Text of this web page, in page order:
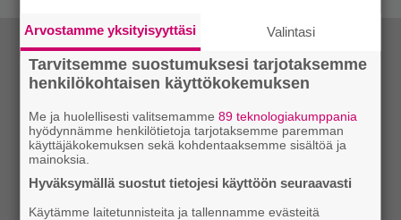
Arvostamme yksityisyyttäsi Valintasi
Tarvitsemme suostumuksesi tarjotaksemme
henkilökohtaisen käyttökokemuksen
Me ja huolellisesti valitsemamme89 teknologiakumppania
hyödynnämme henkilötietoja tarjotaksemme paremman
käyttäjäkokemuksen sekä kohdentaaksemme sisältöä ja
mainoksia.
Hyväksymällä suostut tietojesi käyttöön seuraavasti
Käytämme laitetunnisteita ja tallennamme evästeitä